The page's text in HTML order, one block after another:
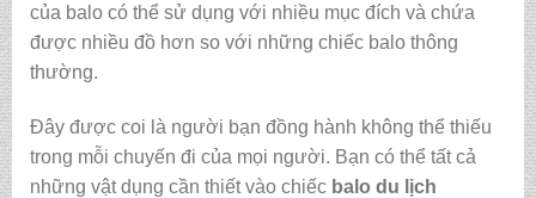
của balo có thể sử dụng với nhiều mục đích và chứa
được nhiều đồ hơn so với những chiếc balo thông
thường.
Đây được coi là người bạn đồng hành không thể thiếu
trong mỗi chuyến đi của mọi người. Bạn có thể tất cả
những vật dụng cần thiết vào chiếc balo du lịch